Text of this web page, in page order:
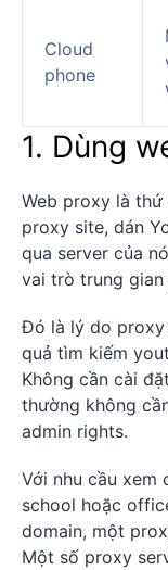
Cloud
phone
1. Dùng
Web proxy là thứ
proxy site, dán
qua server của
vai trò trung
Đó là lý do proxy
quả tìm kiếm
Không cần cài
thường không
admin rights.
Với nhu cầu xem
school hoặc
domain, một
Một số proxy